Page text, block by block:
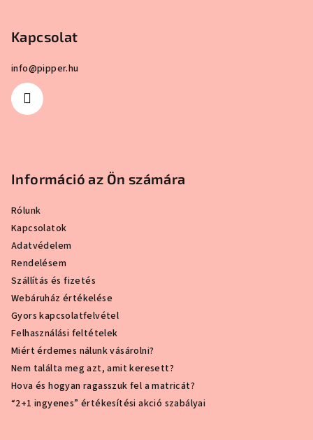
Kapcsolat
info@pipper.hu
Információ az Ön számára
Rólunk
Kapcsolatok
Adatvédelem
Rendelésem
Szállítás és fizetés
Webáruház értékelése
Gyors kapcsolatfelvétel
Felhasználási feltételek
Miért érdemes nálunk vásárolni?
Nem találta meg azt, amit keresett?
Hova és hogyan ragasszuk fel a matricát?
“2+1 ingyenes” értékesítési akció szabályai